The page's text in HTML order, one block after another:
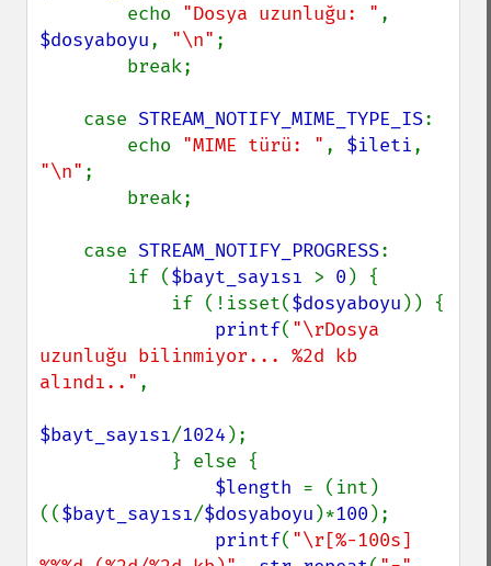
        echo
"Dosya uzunluğu: "
$dosyaboyu, "\n" ;
    case
STREAM_NOTIFY_MIME_TYPE_IS:
        echo
"MIME türü: " , $ileti
"\n" ;
    case
STREAM_NOTIFY_PROGRESS:
        if (
$bayt_sayısı > 0 ) {
            if (!isset(
$dosyaboyu )) {
printf( "\rDosya
uzunluğu bilinmiyor... %2d kb
alındı.." ,
$bayt_sayısı/1024 );
$length = (int)
(($bayt_sayısı/$dosyaboyu )*100 );
printf( "\r[%-100s]